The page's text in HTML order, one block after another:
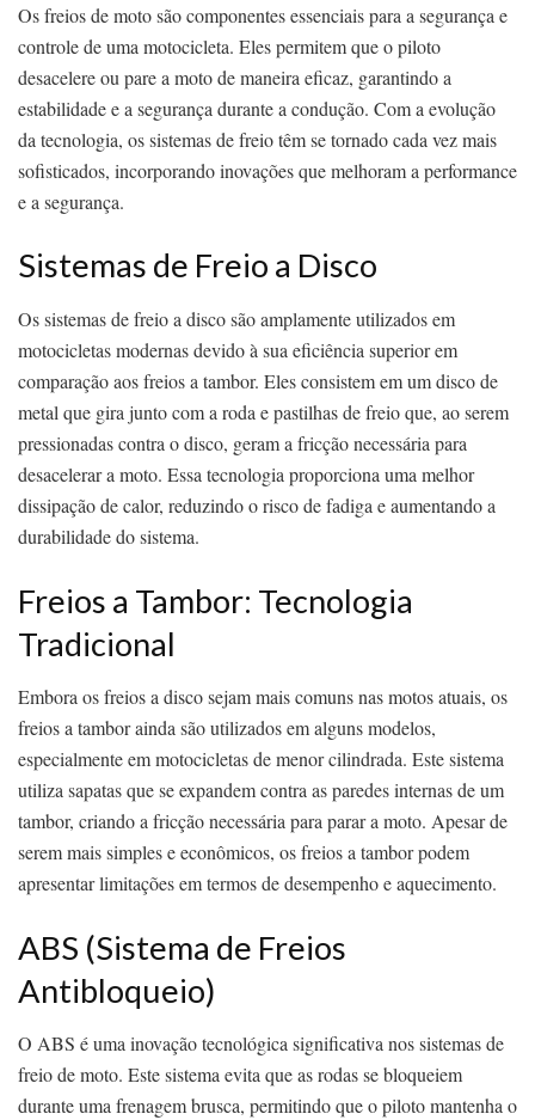
Os freios de moto são componentes essenciais para a segurança e
controle de uma motocicleta. Eles permitem que o piloto
desacelere ou pare a moto de maneira eficaz, garantindo a
estabilidade e a segurança durante a condução. Com a evolução
da tecnologia, os sistemas de freio têm se tornado cada vez mais
sofisticados, incorporando inovações que melhoram a performance
e a segurança.
Sistemas de Freio a Disco
Os sistemas de freio a disco são amplamente utilizados em
motocicletas modernas devido à sua eficiência superior em
comparação aos freios a tambor. Eles consistem em um disco de
metal que gira junto com a roda e pastilhas de freio que, ao serem
pressionadas contra o disco, geram a fricção necessária para
desacelerar a moto. Essa tecnologia proporciona uma melhor
dissipação de calor, reduzindo o risco de fadiga e aumentando a
durabilidade do sistema.
Freios a Tambor: Tecnologia
Tradicional
Embora os freios a disco sejam mais comuns nas motos atuais, os
freios a tambor ainda são utilizados em alguns modelos,
especialmente em motocicletas de menor cilindrada. Este sistema
utiliza sapatas que se expandem contra as paredes internas de um
tambor, criando a fricção necessária para parar a moto. Apesar de
serem mais simples e econômicos, os freios a tambor podem
apresentar limitações em termos de desempenho e aquecimento.
ABS (Sistema de Freios
Antibloqueio)
O ABS é uma inovação tecnológica significativa nos sistemas de
freio de moto. Este sistema evita que as rodas se bloqueiem
durante uma frenagem brusca, permitindo que o piloto mantenha o